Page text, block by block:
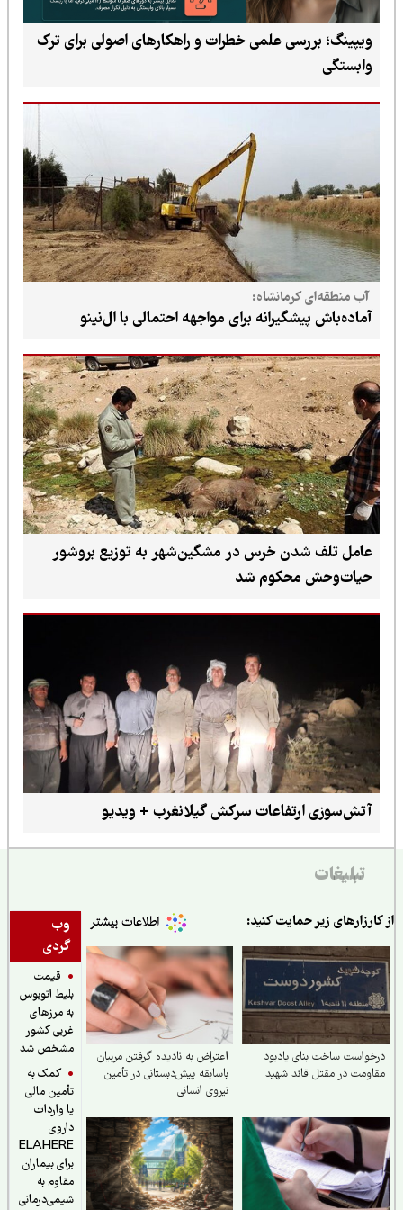
ویپینگ؛ بررسی علمی خطرات و راهکارهای اصولی برای ترک
وابستگی
آب منطقه‌ای کرمانشاه:
آماده‌باش پیشگیرانه برای مواجهه احتمالی با ال‌نینو
عامل تلف شدن خرس در مشگین‌شهر به توزیع بروشور
حیات‌وحش محکوم شد
آتش‌سوزی ارتفاعات سرکش گیلانغرب + ویدیو
تبلیغات
وب
گردی
قیمت
بلیط اتوبوس
به مرزهای
غربی کشور
مشخص شد
کمک به
تأمین مالی
یا واردات
داروی
ELAHERE
برای بیماران
مقاوم به
شیمی‌درمانی
زیر حمایت کنید:
ساخت بنای یادبود
در مقتل قائد شهید
اعتراض به نادیده گرفتن مربیان
باسابقه پیش‌دبستانی در تأمین
نیروی انسانی